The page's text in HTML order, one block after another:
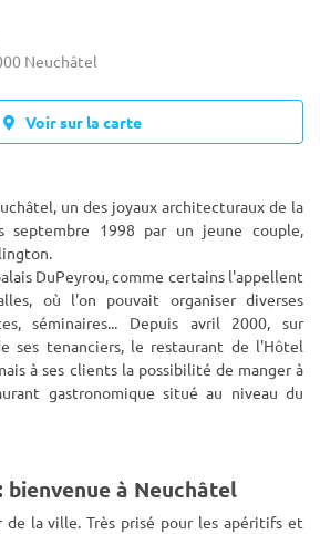
Neuchâtel
Voir sur la carte
un des joyaux architecturaux de la
septembre 1998 par un jeune couple,
DuPeyrou, comme certains l'appellent
où l'on pouvait organiser diverses
séminaires... Depuis avril 2000, sur
ses tenanciers, le restaurant de l'Hôtel
à ses clients la possibilité de manger à
gastronomique situé au niveau du
bienvenue à Neuchâtel
de la ville. Très prisé pour les apéritifs et